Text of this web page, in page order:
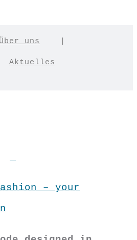
Über uns
Aktuelles
– your